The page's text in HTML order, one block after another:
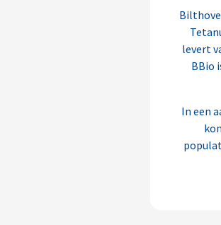
levert
BBio
In een